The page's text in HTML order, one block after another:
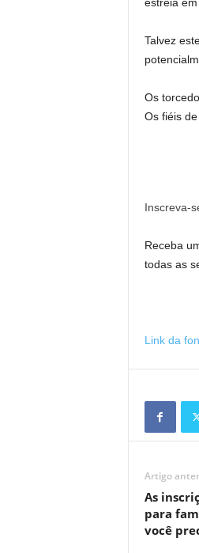
Talvez
Os
Os fiéis
Inscreva-
Receba
todas as
Link da
Artigo
As
para
você